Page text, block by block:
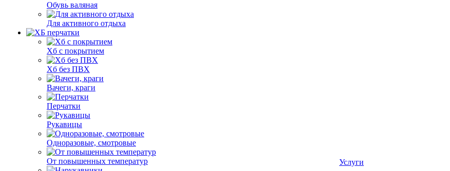
Обувь валяная
Для активного отдыха
Хб с покрытием
Хб без ПВХ
Вачеги, краги
Перчатки
Рукавицы
Одноразовые, смотровые
От повышенных температур
Услуги